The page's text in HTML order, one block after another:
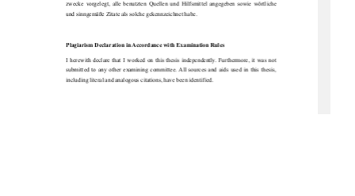
zwecke  vorgelegt,  alle  benutzten  Quellen und  Hilfsmittel  angegeben  sowie  wörtliche
und sinngemäße Zitate als solche gekennzeichnet habe.
Plagiarism Declaration in Accordance with Examination Rules
I  herewith  declare  that  I  worked  on  this  thesis  independently.  Furthermore,  it  was  not
submitted  to  any  other  examining  committee.  All  sources  and  aids  used  in  this  thesis,
including literal and analogous citations, have been identified.